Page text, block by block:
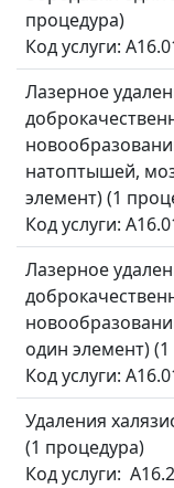
процедура)
Код услуги:
Лазерное
натоптышей,
элемент) (1
Код услуги:
Лазерное
один элемент)
Код услуги:
Удаления
(1 процедура)
Код услуги: